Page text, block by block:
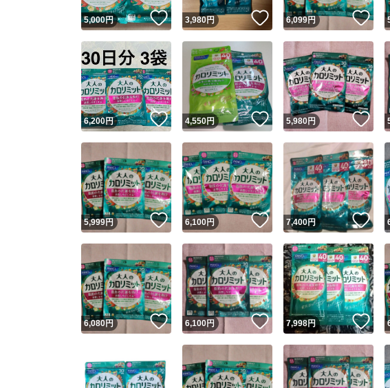
5,000円 いいね！
3,980円 いいね！
6,099円 い
6,200円 いいね！
4,550円 いいね！
5,980円 い
5,999円 いいね！
6,100円 いいね！
7,400円 い
6,080円 いいね！
6,100円 いいね！
7,998円 い